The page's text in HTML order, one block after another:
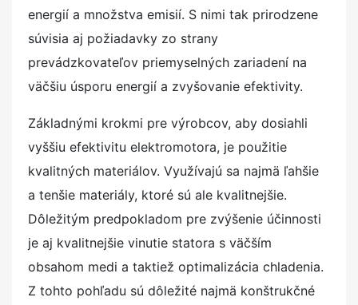
energií a množstva emisií. S nimi tak prirodzene
súvisia aj požiadavky zo strany
prevádzkovateľov priemyselných zariadení na
väčšiu úsporu energií a zvyšovanie efektivity.
Základnými krokmi pre výrobcov, aby dosiahli
vyššiu efektivitu elektromotora, je použitie
kvalitných materiálov. Využívajú sa najmä ľahšie
a tenšie materiály, ktoré sú ale kvalitnejšie.
Dôležitým predpokladom pre zvýšenie účinnosti
je aj kvalitnejšie vinutie statora s väčším
obsahom medi a taktiež optimalizácia chladenia.
Z tohto pohľadu sú dôležité najmä konštrukčné